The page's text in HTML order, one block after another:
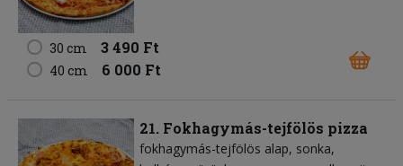
30 cm 3 490 Ft
40 cm 6 000 Ft
21. Fokhagymás-tejfölös pizza
fokhagymás-tejfölös alap sonka